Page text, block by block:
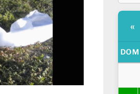
«
DOM